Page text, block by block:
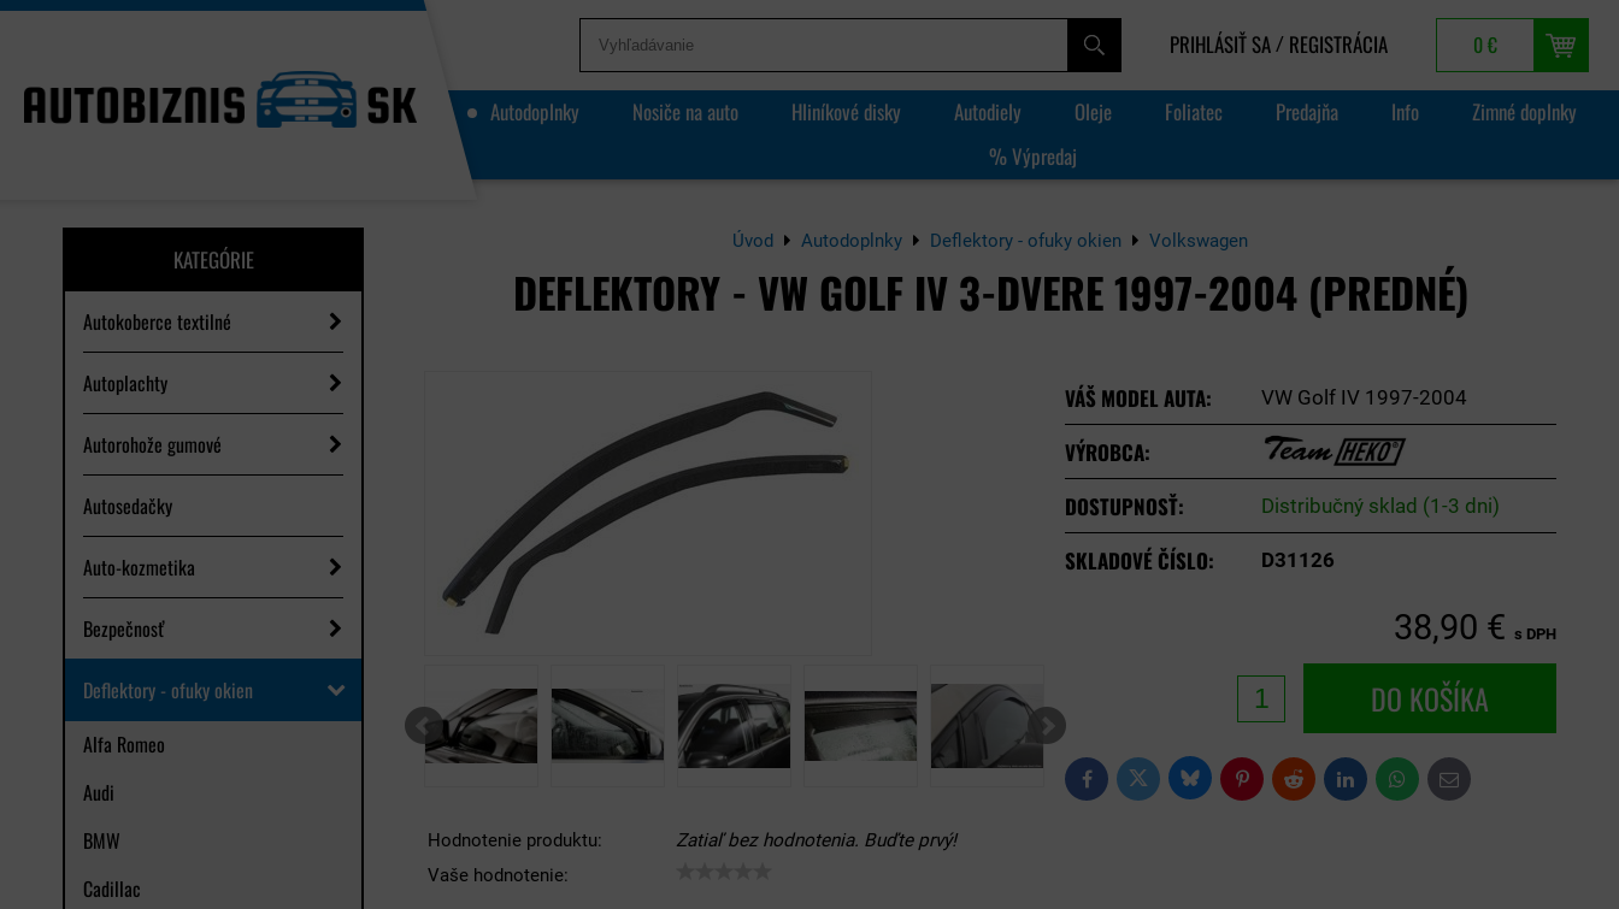
PRIHLÁSIŤ SA / REGISTRÁCIA 0 €
Autodoplnky Nosiče na auto Hliníkové disky Autodiely Oleje Foliatec Predajňa Info
Zimné doplnky
% Výpredaj
KATEGÓRIE
Autokoberce textilné
Autoplachty
Autorohože gumové
Autosedačky
Auto-kozmetika
Bezpečnosť
Deflektory - ofuky okien
Alfa Romeo
Audi
BMW
Cadillac
Úvod Autodoplnky Deflektory - ofuky okien Volkswagen
DEFLEKTORY - VW GOLF IV 3-DVERE 1997-2004 (PREDNÉ)
Hodnotenie produktu:
Zatiaľ bez hodnotenia. Buďte prvý!
Vaše hodnotenie:
VÁŠ MODEL AUTA: VW Golf IV 1997-2004
VÝROBCA:
DOSTUPNOSŤ:
Distribučný sklad (1-3 dni)
SKLADOVÉ ČÍSLO: D31126
38,90 € s DPH
DO KOŠÍKA
FacebookTwitter BlueskyPinterestReddit LinkedInWhatsApp
E-
mail